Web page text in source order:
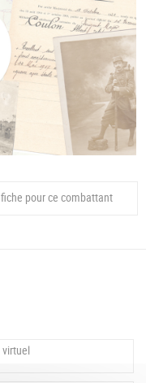
pour ce combattant